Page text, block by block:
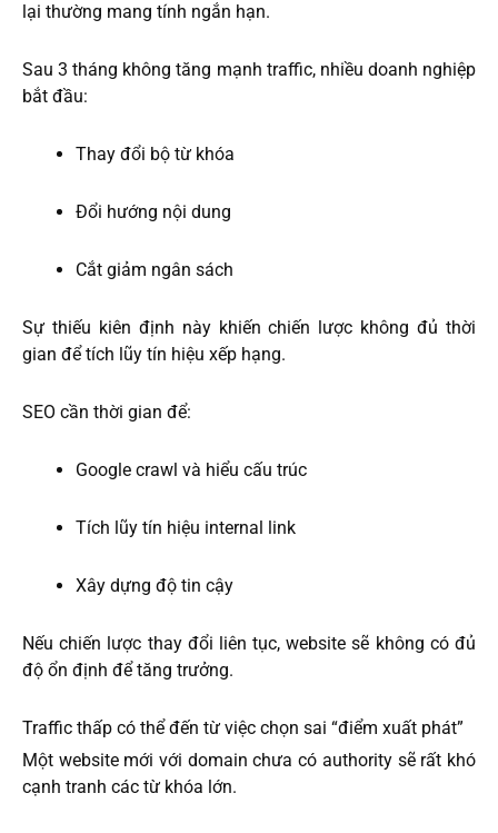
lại thường mang tính ngắn hạn.
Sau 3 tháng không tăng mạnh traffic, nhiều doanh nghiệp
bắt đầu:
Thay đổi bộ từ khóa
Đổi hướng nội dung
Cắt giảm ngân sách
Sự thiếu kiên định này khiến chiến lược không đủ thời
gian để tích lũy tín hiệu xếp hạng.
SEO cần thời gian để:
Google crawl và hiểu cấu trúc
Tích lũy tín hiệu internal link
Xây dựng độ tin cậy
Nếu chiến lược thay đổi liên tục, website sẽ không có đủ
độ ổn định để tăng trưởng.
Traffic thấp có thể đến từ việc chọn sai “điểm xuất phát”
Một website mới với domain chưa có authority sẽ rất khó
cạnh tranh các từ khóa lớn.